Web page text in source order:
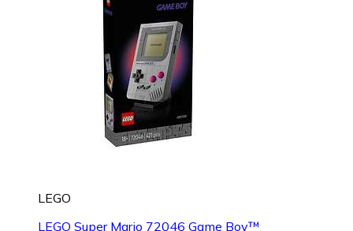
LEGO
LEGO Super Mario 72046 Game Boy™